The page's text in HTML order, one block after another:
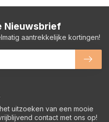
uitzoeken van een mooie
contact met ons op!
Nieuwsbrief
aantrekkelijke kortingen!